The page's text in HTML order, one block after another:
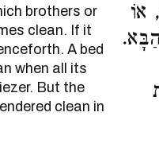
brothers or
clean. If it
A bed
when all its
But the
clean in
אוֹ